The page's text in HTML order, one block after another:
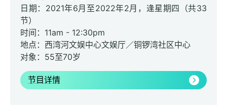
日期：2021年6月至2022年2月，逢星期四（共33
节）
时间：11am - 12:30pm
地点：西湾河文娱中心文娱厅／铜锣湾社区中心
对象：55至70岁
节目详情